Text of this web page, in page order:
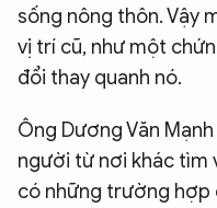
sống nông thôn. Vậy
vị trí cũ, như một
đổi thay quanh nó.
Ông Dương Văn
người từ nơi khác tìm
có những trường hợp